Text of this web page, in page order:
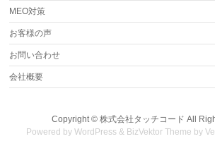
MEO対策
お客様の声
お問い合わせ
会社概要
Copyright © 株式会社タッチコード All
Powered byWordPress & BizVektor Theme by